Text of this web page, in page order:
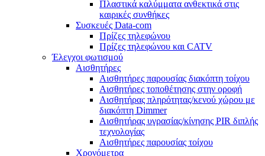
Πλαστικά καλύμματα ανθεκτικά στις
καιρικές συνθήκες
Συσκευές Data-com
Πρίζες τηλεφώνου
Πρίζες τηλεφώνου και CATV
Έλεγχοι φωτισμού
Αισθητήρες
Αισθητήρες παρουσίας διακόπτη τοίχου
Αισθητήρες τοποθέτησης στην οροφή
Αισθητήρας πληρότητας/κενού χώρου με
διακόπτη Dimmer
Αισθητήρας υγρασίας/κίνησης PIR διπλής
τεχνολογίας
Αισθητήρες παρουσίας τοίχου
Χρονόμετρα